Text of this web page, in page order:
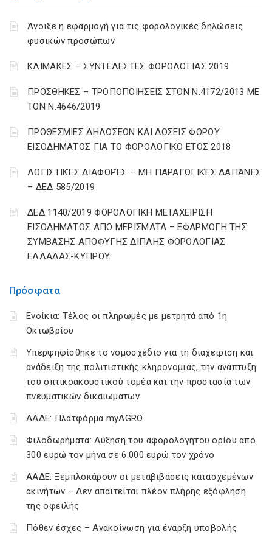
Πρόσφατα
Ενοίκια: Τέλος οι πληρωμές με μετρητά από 1η
Οκτωβρίου
Υπερψηφίσθηκε το νομοσχέδιο για τη διαχείριση και
ανάδειξη της πολιτιστικής κληρονομιάς, την ανάπτυξη
του οπτικοακουστικού τομέα και την προστασία των
πνευματικών δικαιωμάτων
ΑΑΔΕ: Πλατφόρμα myAGRO
Φιλοδωρήματα: Αύξηση του αφορολόγητου ορίου από
300 ευρώ τον μήνα σε 6.000 ευρώ τον χρόνο
ΑΑΔΕ: Ξεμπλοκάρουν οι μεταβιβάσεις κατασχεμένων
ακινήτων – Δεν απαιτείται πλέον πλήρης εξόφληση
της οφειλής
Πόθεν έσχες – Ανακοίνωση για έναρξη υποβολής
Άνοιξε η εφαρμογή για τις φορολογικές δηλώσεις
φυσικών προσώπων
ΚΛΙΜΑΚΕΣ – ΣΥΝΤΕΛΕΣΤΕΣ ΦΟΡΟΛΟΓΙΑΣ 2019
ΠΡΟΣΘΗΚΕΣ – ΤΡΟΠΟΠΟΙΗΣΕΙΣ ΣΤΟΝ Ν.4172/2013 ΜΕ
ΤΟΝ Ν.4646/2019
ΠΡΟΘΕΣΜΙΕΣ ΔΗΛΩΣΕΩΝ ΚΑΙ ΔΟΣΕΙΣ ΦΟΡΟΥ
ΕΙΣΟΔΗΜΑΤΟΣ ΓΙΑ ΤΟ ΦΟΡΟΛΟΓΙΚΟ ΕΤΟΣ 2018
ΛΟΓΙΣΤΙΚΈΣ ΔΙΑΦΟΡΈΣ – ΜΗ ΠΑΡΑΓΩΓΙΚΈΣ ΔΑΠΆΝΕΣ
– ΔΕΔ 585/2019
ΔΕΔ 1140/2019 ΦΟΡΟΛΟΓΙΚΗ ΜΕΤΑΧΕΙΡΙΣΗ
ΕΙΣΟΔΗΜΑΤΟΣ ΑΠΟ ΜΕΡΙΣΜΑΤΑ – ΕΦΑΡΜΟΓΗ ΤΗΣ
ΣΥΜΒΑΣΗΣ ΑΠΟΦΥΓΗΣ ΔΙΠΛΗΣ ΦΟΡΟΛΟΓΙΑΣ
ΕΛΛΑΔΑΣ-ΚΥΠΡΟΥ.